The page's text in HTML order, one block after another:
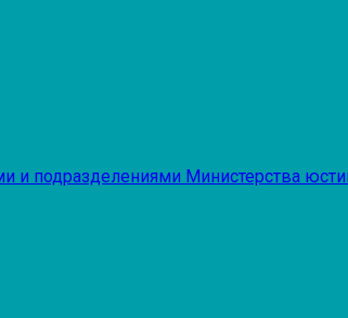
подразделениями Министерства